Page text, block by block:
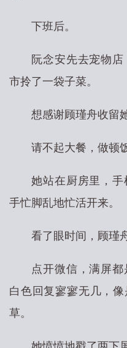
下班后。
阮念安先去宠物
市拎了一袋子菜。
想感谢顾瑾舟收留
请不起大餐，做顿
她站在厨房里，手
手忙脚乱地忙活开来。
看了眼时间，顾瑾
点开微信，满屏都
白色回复寥寥无几，
草。